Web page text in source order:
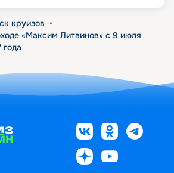
круизов •
«Максим Литвинов» с 9 июля
года